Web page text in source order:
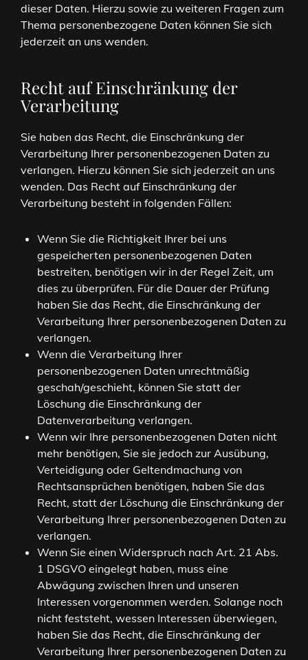
dieser Daten. Hierzu sowie zu weiteren Fragen zum
Thema personenbezogene Daten können Sie sich
jederzeit an uns wenden.
Recht auf Einschränkung der
Verarbeitung
Sie haben das Recht, die Einschränkung der
Verarbeitung Ihrer personenbezogenen Daten zu
verlangen. Hierzu können Sie sich jederzeit an uns
wenden. Das Recht auf Einschränkung der
Verarbeitung besteht in folgenden Fällen:
Wenn Sie die Richtigkeit Ihrer bei uns
gespeicherten personenbezogenen Daten
bestreiten, benötigen wir in der Regel Zeit, um
dies zu überprüfen. Für die Dauer der Prüfung
haben Sie das Recht, die Einschränkung der
Verarbeitung Ihrer personenbezogenen Daten zu
verlangen.
Wenn die Verarbeitung Ihrer
personenbezogenen Daten unrechtmäßig
geschah/geschieht, können Sie statt der
Löschung die Einschränkung der
Datenverarbeitung verlangen.
Wenn wir Ihre personenbezogenen Daten nicht
mehr benötigen, Sie sie jedoch zur Ausübung,
Verteidigung oder Geltendmachung von
Rechtsansprüchen benötigen, haben Sie das
Recht, statt der Löschung die Einschränkung der
Verarbeitung Ihrer personenbezogenen Daten zu
verlangen.
Wenn Sie einen Widerspruch nach Art. 21 Abs.
1 DSGVO eingelegt haben, muss eine
Abwägung zwischen Ihren und unseren
Interessen vorgenommen werden. Solange noch
nicht feststeht, wessen Interessen überwiegen,
haben Sie das Recht, die Einschränkung der
Verarbeitung Ihrer personenbezogenen Daten zu